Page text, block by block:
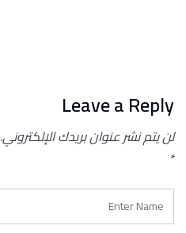
Leave a Reply
لن يتم نشر عنوان بريدك الإلكتروني.
*